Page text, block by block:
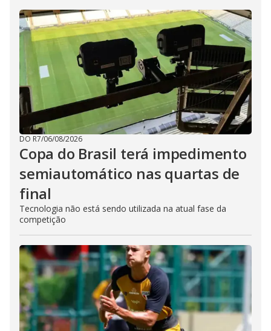
DO R7/06/08/2026
Copa do Brasil terá impedimento
semiautomático nas quartas de
final
Tecnologia não está sendo utilizada na atual fase da
competição